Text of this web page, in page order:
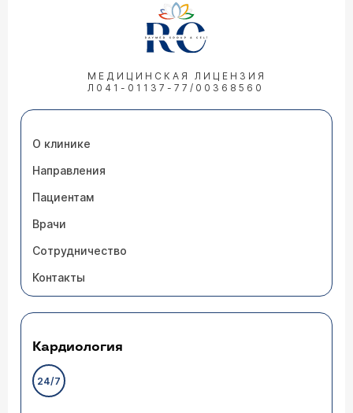
МЕДИЦИНСКАЯ ЛИЦЕНЗИЯ
Л041-01137-77/00368560
О клинике
Направления
Пациентам
Врачи
Сотрудничество
Контакты
Кардиология
24/7